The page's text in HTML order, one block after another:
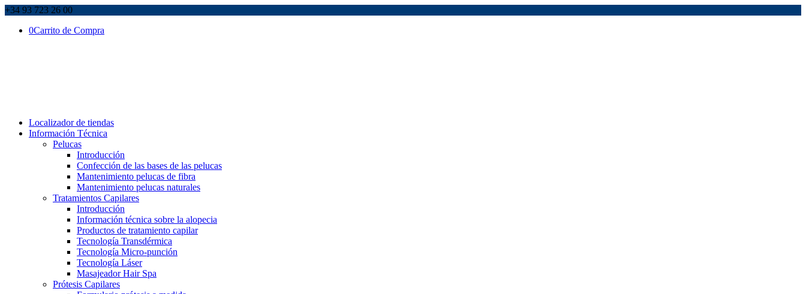
+34 93 723 26 00
0Carrito de Compra
Localizador de tiendas
Información Técnica
Pelucas
Introducción
Confección de las bases de las pelucas
Mantenimiento pelucas de fibra
Mantenimiento pelucas naturales
Tratamientos Capilares
Introducción
Información técnica sobre la alopecia
Productos de tratamiento capilar
Tecnología Transdérmica
Tecnología Micro-punción
Tecnología Láser
Masajeador Hair Spa
Prótesis Capilares